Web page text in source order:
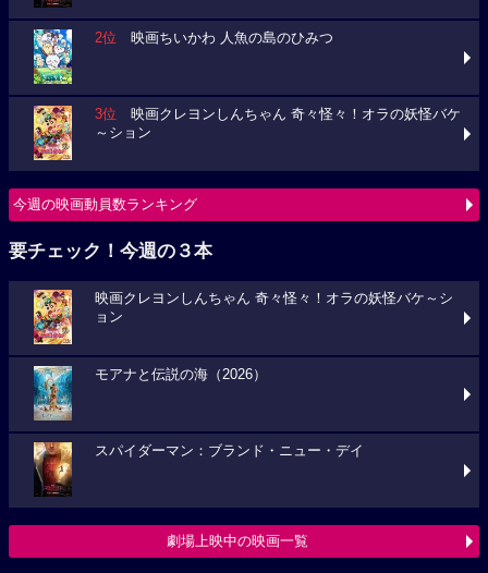
2位 映画ちいかわ 人魚の島のひみつ
3位 映画クレヨンしんちゃん 奇々怪々！オラの妖怪バケ
～ション
今週の映画動員数ランキング
要チェック！今週の３本
映画クレヨンしんちゃん 奇々怪々！オラの妖怪バケ～シ
ョン
モアナと伝説の海（2026）
スパイダーマン：ブランド・ニュー・デイ
劇場上映中の映画一覧